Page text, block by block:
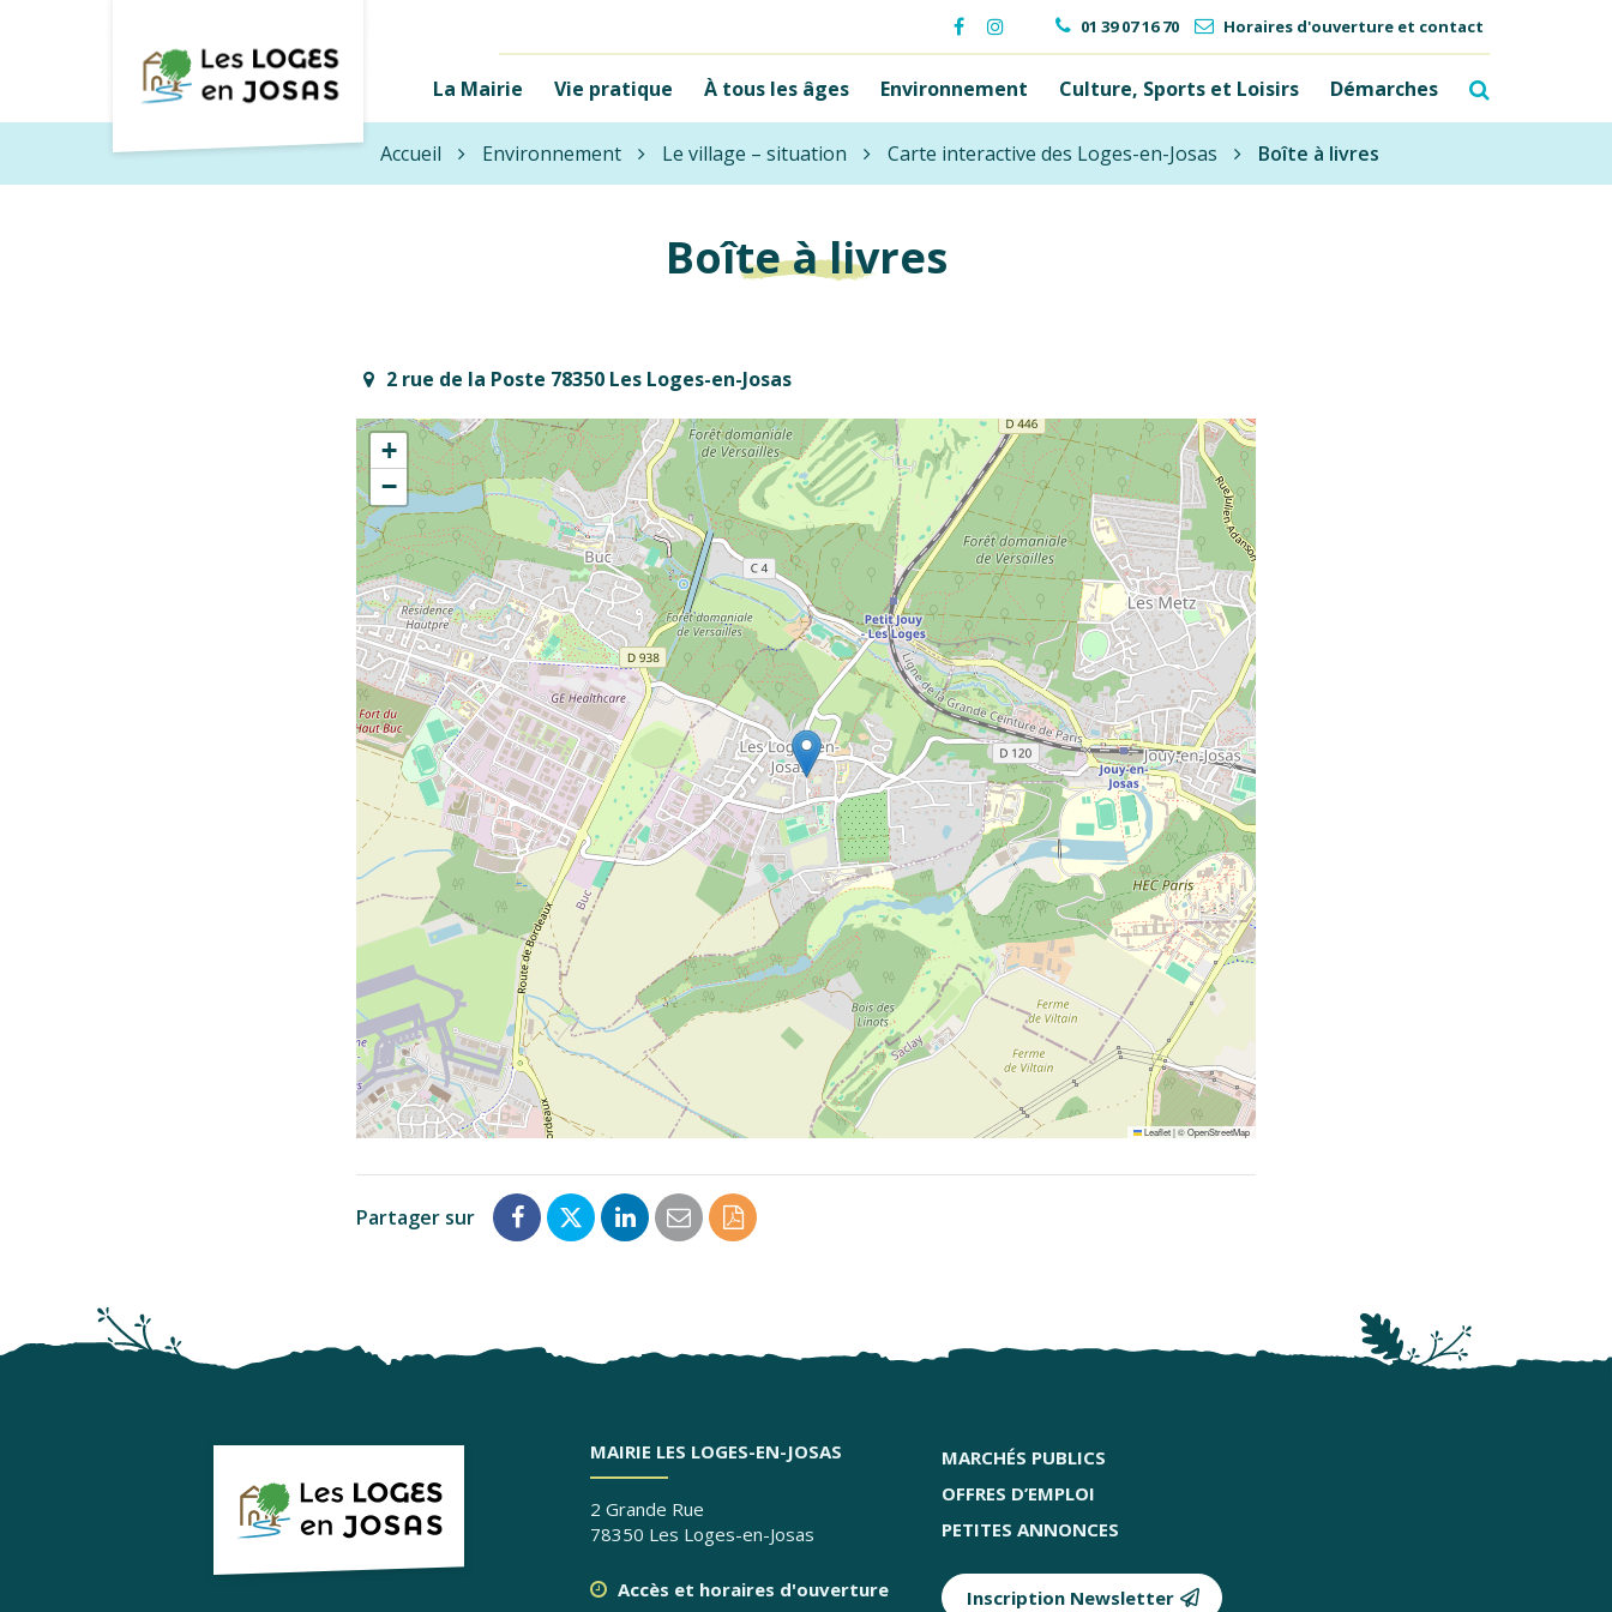
Lien
vers
le
compte
Facebook
Lien
vers
le
compte
Instagram
01 39 07 16 70 Horaires d'ouverture et contact
Les
Loges-
La Mairie Vie pratique À tous les âges Environnement Culture, Sports et Loisirs Démarches
Accueil Environnement Le village – situation Carte interactive des Loges-en-Josas Boîte à livres
Boîte à livres
2 rue de la Poste 78350 Les Loges-en-Josas
+
−
Leaflet|©OpenStreetMap
Partager sur
PartagerPartagerPartager
PartagerEnregistrer
MAIRIE LES LOGES-EN-JOSAS
2 Grande Rue
78350 Les Loges-en-Josas
Accès et horaires d'ouverture
MARCHÉS PUBLICS
OFFRES D’EMPLOI
PETITES ANNONCES
Inscription Newsletter